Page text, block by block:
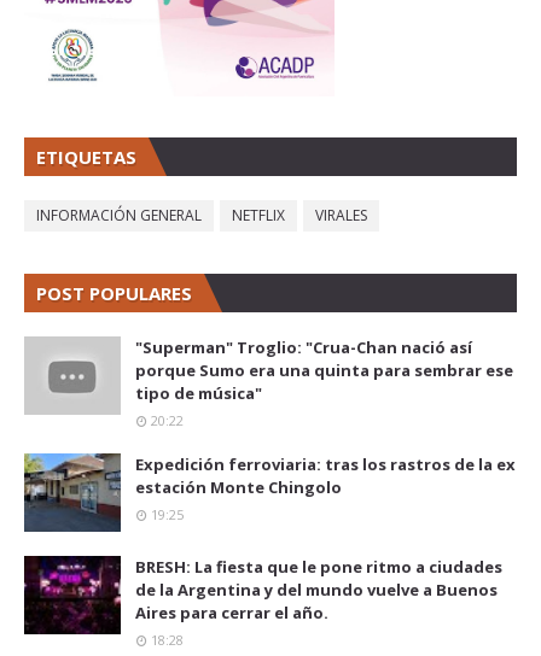
ETIQUETAS
INFORMACIÓN GENERAL NETFLIX VIRALES
POST POPULARES
"Superman" Troglio: "Crua-Chan nació así
porque Sumo era una quinta para sembrar ese
tipo de música"
20:22
Expedición ferroviaria: tras los rastros de la ex
estación Monte Chingolo
19:25
BRESH: La fiesta que le pone ritmo a ciudades
de la Argentina y del mundo vuelve a Buenos
Aires para cerrar el año.
18:28